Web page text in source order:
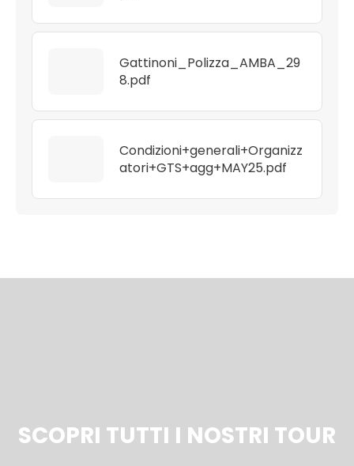
Gattinoni_Polizza_AMBA_29
8.pdf
Condizioni+generali+Organizz
atori+GTS+agg+MAY25.pdf
SCOPRI TUTTI I NOSTRI TOUR